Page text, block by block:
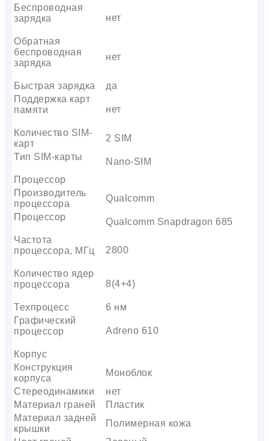
Беспроводная
зарядка
нет
Обратная
беспроводная
зарядка
нет
Быстрая зарядка
да
Поддержка карт
памяти
нет
Количество SIM-
карт
2 SIM
Тип SIM-карты
Nano-SIM
Процессор
Производитель
процессора
Qualcomm
Процессор
Qualcomm Snapdragon 685
Частота
процессора, МГц
2800
Количество ядер
процессора
8(4+4)
Техпроцесс
6 нм
Графический
процессор
Adreno 610
Корпус
Конструкция
корпуса
Моноблок
Стереодинамики
нет
Материал граней
Пластик
Материал задней
крышки
Полимерная кожа